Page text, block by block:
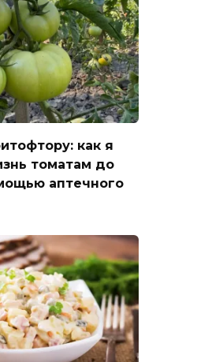
как я
томатам до
аптечного